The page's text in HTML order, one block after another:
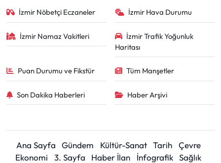
İzmir Nöbetçi Eczaneler İzmir Hava Durumu
İzmir Namaz Vakitleri
İzmir Trafik Yoğunluk
Haritası
Puan Durumu ve Fikstür Tüm Manşetler
Son Dakika Haberleri Haber Arşivi
Ana Sayfa Gündem Kültür-Sanat Tarih
Çevre
Ekonomi
3. Sayfa Haber İlan İnfografik Sağlık